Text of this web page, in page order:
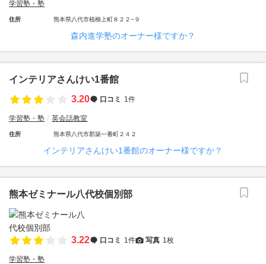
学習塾・塾
住所 熊本県八代市植柳上町８２２−９
森内進学塾のオーナー様ですか？
インテリアさんけい1番館
3.20
口コミ 1件
学習塾・塾 英会話教室
住所 熊本県八代市郡築一番町２４２
インテリアさんけい1番館のオーナー様ですか？
熊本ゼミナール八代校個別部
3.22 口コミ 1件 写真 1枚
学習塾・塾